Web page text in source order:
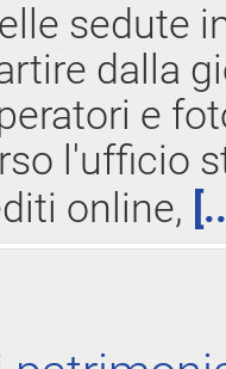
sedute
dalla
e
l'ufficio
online,